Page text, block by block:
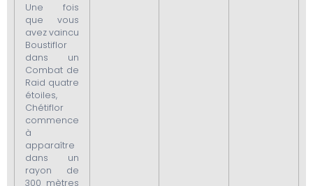
Une fois
que vous
avez vaincu
Boustiflor
dans un
Combat de
Raid quatre
étoiles,
Chétiflor
commence
à
apparaître
dans un
rayon de
300 mètres